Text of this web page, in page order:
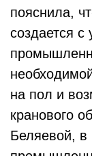
пояснила,
создается с
на пол и
кранового
Беляевой, в